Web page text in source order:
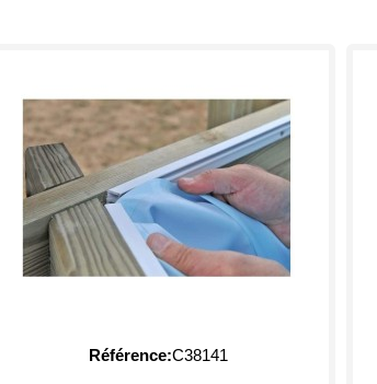
Référence C38141